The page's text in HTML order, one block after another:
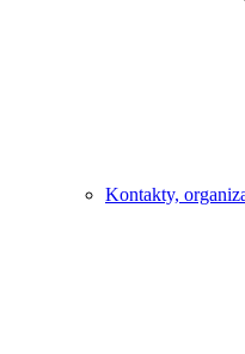
Kontakty,